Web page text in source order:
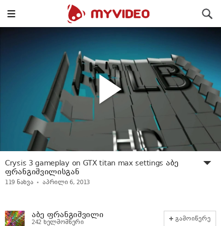
Toggle
Crysis 3 gameplay on GTX titan max settings აბე
ფრანგიშვილისგან
119 ნახვა აპრილი 6, 2013
გამოიწერე
აბე ფრანგიშვილი
242 ხელმომწერი